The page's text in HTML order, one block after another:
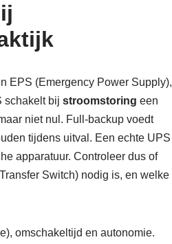
EPS (Emergency Power Supply),
schakelt bij stroomstoring een
niet nul. Full-backup voedt
tijdens uitval. Een echte UPS
apparatuur. Controleer dus of
Switch) nodig is, en welke
omschakeltijd en autonomie.